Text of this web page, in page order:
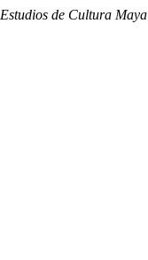
Estudios de Cultura Maya